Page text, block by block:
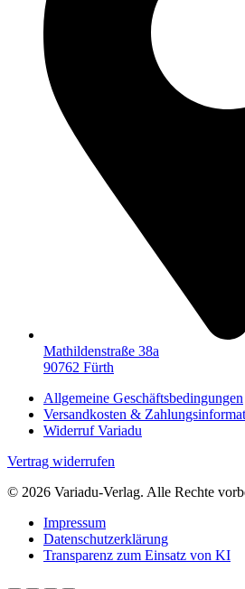
Mathildenstraße 38a
90762 Fürth
Allgemeine Geschäftsbedingungen
Versandkosten &
Widerruf Variadu
Vertrag widerrufen
© 2026 Variadu-Verlag. Alle Rechte
Impressum
Datenschutzerklärung
Transparenz zum Einsatz von KI